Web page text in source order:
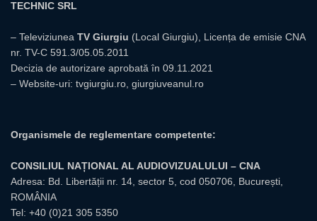
TECHNIC SRL
– Televiziunea TV Giurgiu (Local Giurgiu), Licența de emisie CNA
nr. TV-C 591.3/05.05.2011
Decizia de autorizare aprobată în 09.11.2021
– Website-uri: tvgiurgiu.ro giurgiuveanul.ro
Organismele de reglementare competente:
CONSILIUL NAȚIONAL AL AUDIOVIZUALULUI – CNA
Adresa: Bd. Libertății nr. 14, sector 5, cod 050706, București,
ROMÂNIA
Tel: +40 (0)21 305 5350